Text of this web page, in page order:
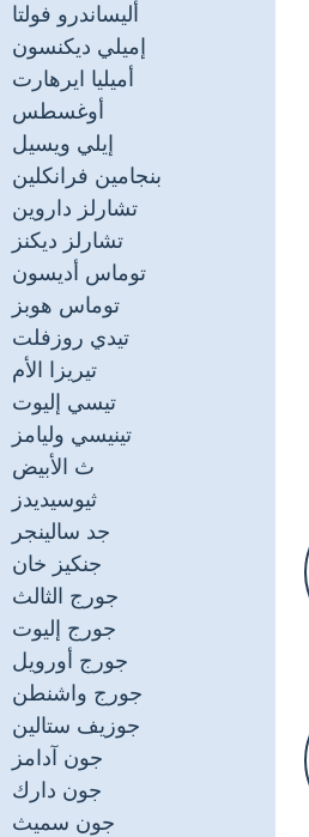
أليساندرو فولتا
إميلي ديكنسون
أميليا ايرهارت
أوغسطس
إيلي ويسيل
بنجامين فرانكلين
تشارلز داروين
تشارلز ديكنز
توماس أديسون
توماس هوبز
تيدي روزفلت
تيريزا الأم
تيسي إليوت
تينيسي وليامز
ث الأبيض
ثيوسيديدز
جد سالينجر
جنكيز خان
جورج الثالث
جورج إليوت
جورج أورويل
جورج واشنطن
جوزيف ستالين
جون آدامز
جون دارك
جون سميث